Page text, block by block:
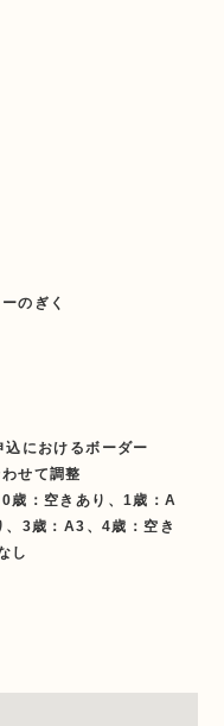
のぎく
におけるボーダー
せて調整
歳：空きあり、1歳：A
、3歳：A3、4歳：空き
し